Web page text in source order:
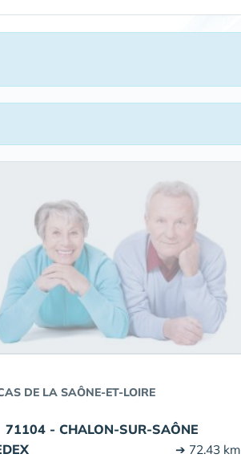
DE LA SAÔNE-ET-LOIRE
71104 - CHALON-SUR-SAÔNE
➔ 72.43 km